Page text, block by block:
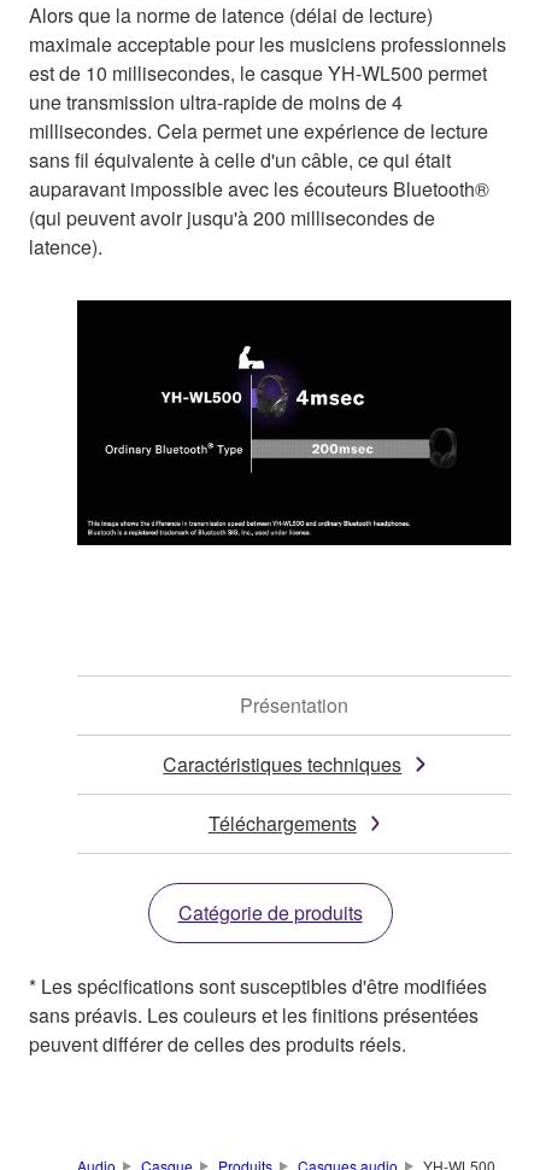
Alors que la norme de latence (délai de lecture)
maximale acceptable pour les musiciens professionnels
est de 10 millisecondes, le casque YH-WL500 permet
une transmission ultra-rapide de moins de 4
millisecondes. Cela permet une expérience de lecture
sans fil équivalente à celle d'un câble, ce qui était
auparavant impossible avec les écouteurs Bluetooth®
(qui peuvent avoir jusqu'à 200 millisecondes de
latence).
Présentation
Caractéristiques techniques
Téléchargements
Catégorie de produits
* Les spécifications sont susceptibles d'être modifiées
sans préavis. Les couleurs et les finitions présentées
peuvent différer de celles des produits réels.
Audio Casque Produits Casques audio YH-WL500